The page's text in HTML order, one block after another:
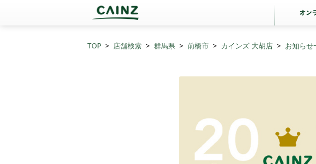
TOP 店舗検索 群馬県 前橋市 カインズ 大胡店 お知らせ